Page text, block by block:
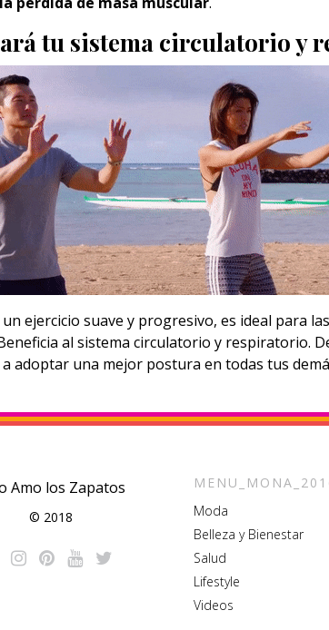
tu sistema circulatorio y
un ejercicio suave y progresivo, es ideal para
al sistema circulatorio y respiratorio.
adoptar una mejor postura en todas tus
© 2018
Moda
Belleza y Bienestar
Salud
Lifestyle
Videos